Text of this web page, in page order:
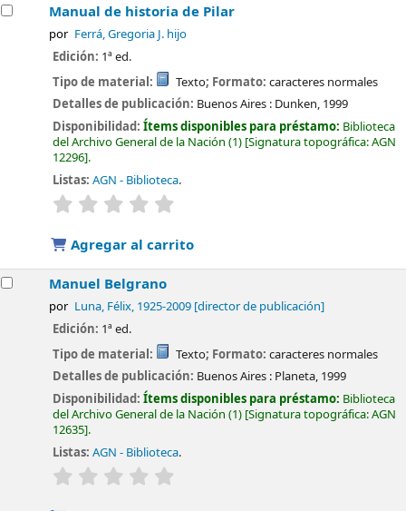
Manual de historia de Pilar
por Ferrá, Gregoria J. hijo
Edición: 1ª ed.
Tipo de material:
Texto; Formato: caracteres normales
Detalles de publicación: Buenos Aires : Dunken, 1999
Disponibilidad:Ítems disponibles para préstamo: Biblioteca
del Archivo General de la Nación (1) Signatura topográfica:AGN
12296 .
Listas: AGN - Biblioteca.
valoración
Agregar al carrito
Manuel Belgrano
por Luna, Félix, 1925-2009[director de publicación]
Edición: 1ª ed.
Tipo de material:
Texto; Formato: caracteres normales
Detalles de publicación: Buenos Aires : Planeta, 1999
Disponibilidad:Ítems disponibles para préstamo: Biblioteca
del Archivo General de la Nación (1) Signatura topográfica:AGN
12635 .
Listas: AGN - Biblioteca.
valoración